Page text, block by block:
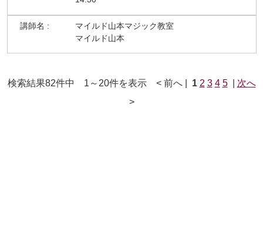
マイルド山本マジック教室
マイルド山本
検索結果82件中 1～20件を表示 < 前へ | 1 2 3 4 5| 次へ
>